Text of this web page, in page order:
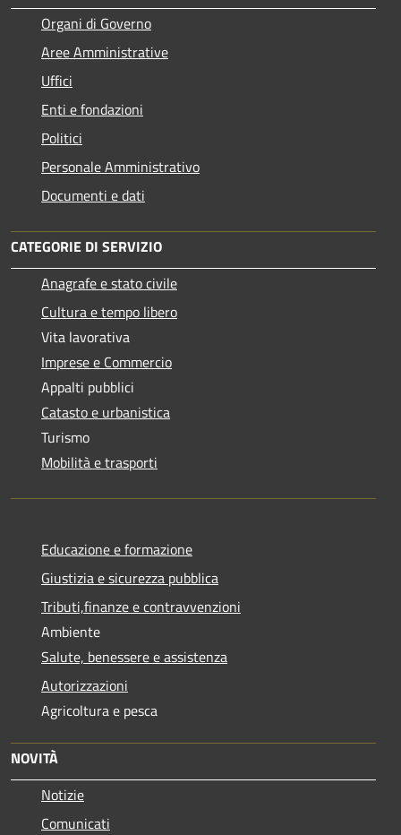
Organi di Governo
Aree Amministrative
Uffici
Enti e fondazioni
Politici
Personale Amministrativo
Documenti e dati
CATEGORIE DI SERVIZIO
Anagrafe e stato civile
Cultura e tempo libero
Vita lavorativa
Imprese e Commercio
Appalti pubblici
Catasto e urbanistica
Turismo
Mobilità e trasporti
Educazione e formazione
Giustizia e sicurezza pubblica
Tributi,finanze e contravvenzioni
Ambiente
Salute, benessere e assistenza
Autorizzazioni
Agricoltura e pesca
NOVITÀ
Notizie
Comunicati